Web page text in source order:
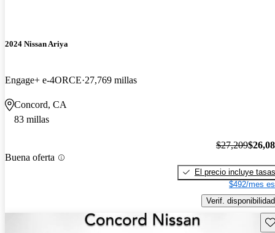
2024 Nissan Ariya
Engage+ e-4ORCE 27,769 millas
Concord, CA
83 millas
Buena oferta
$27,209
El precio incluye tasas
$492/mes
Verif. disponibilidad